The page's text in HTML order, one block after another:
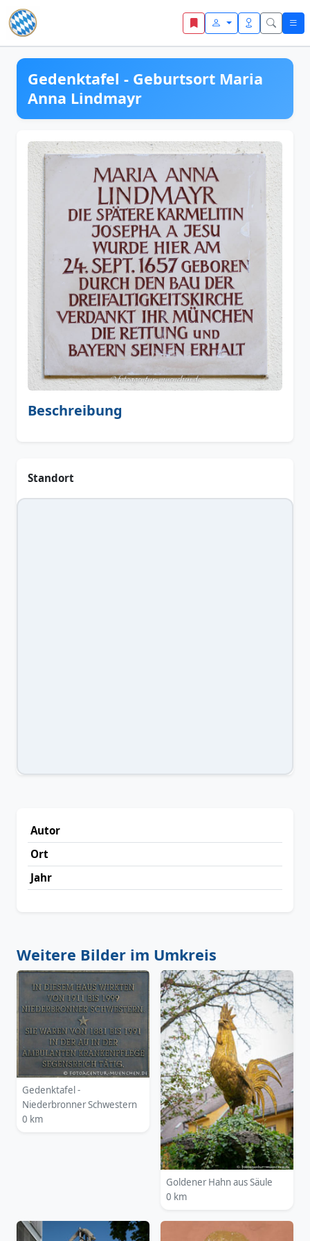
Zum Inhalt springen
Gedenktafel - Geburtsort Maria
Anna Lindmayr
Beschreibung
Standort
Autor
Ort
Jahr
Weitere Bilder im Umkreis
Gedenktafel -
Niederbronner Schwestern
0 km
Goldener Hahn aus Säule
0 km